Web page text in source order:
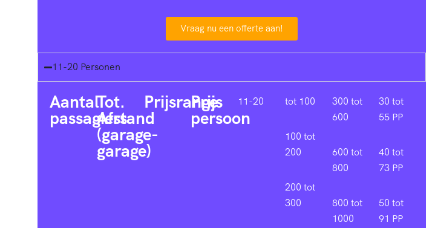
Vraag nu een offerte aan!
11-20 Personen
Aantal
passagiers
Tot.
Afstand
(garage-
garage)
Prijsrange
Prijs
persoon
11-20 tot 100
100 tot
200
200 tot
300
300 tot
600
600 tot
800
800 tot
1000
30 tot
55 PP
40 tot
73 PP
50 tot
91 PP